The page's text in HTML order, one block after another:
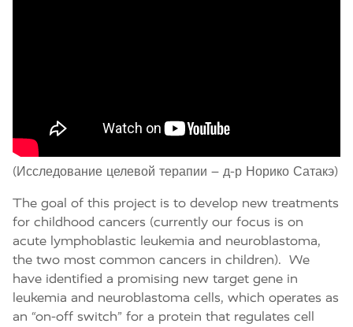
(Исследование целевой терапии – д-р Норико Сатакэ)
The goal of this project is to develop new treatments
for childhood cancers (currently our focus is on
acute lymphoblastic leukemia and neuroblastoma,
the two most common cancers in children). We
have identified a promising new target gene in
leukemia and neuroblastoma cells, which operates as
an “on-off switch” for a protein that regulates cell